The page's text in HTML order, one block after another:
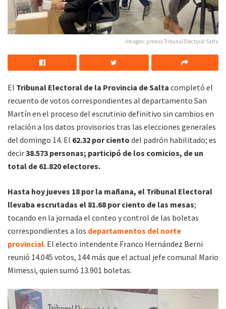
»Imagen: prensa Tribunal Electoral Salta
El Tribunal Electoral de la Provincia de Salta completó el
recuento de votos correspondientes al departamento San
Martín en el proceso del escrutinio definitivo sin cambios en
relación a los datos provisorios tras las elecciones generales
del domingo 14. El 62.32 por ciento del padrón habilitado; es
decir38.573 personas; participó de los comicios, de un
total de 61.820 electores.
Hasta hoy jueves 18 por la mañana, el Tribunal Electoral
llevaba escrutadas el 81.68 por ciento de las mesas;
tocando en la jornada el conteo y control de las boletas
correspondientes a los departamentos del norte
provincial. El electo intendente Franco Hernández Berni
reunió 14.045 votos, 144 más que el actual jefe comunal Mario
Mimessi, quien sumó 13.901 boletas.